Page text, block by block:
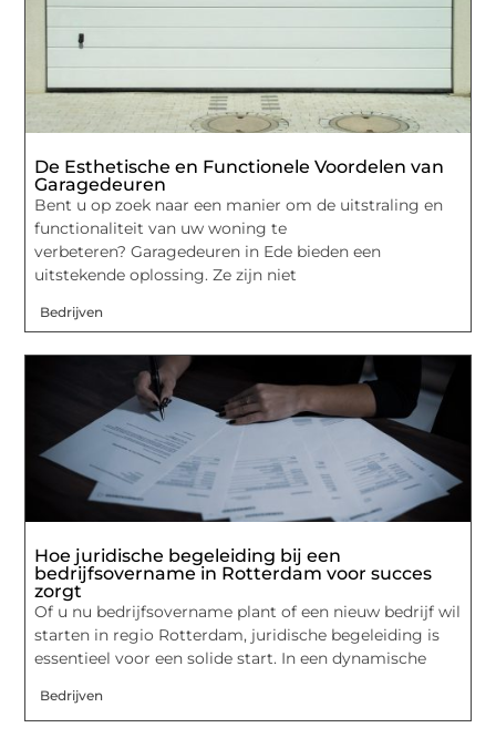
De Esthetische en Functionele Voordelen van
Garagedeuren
Bent u op zoek naar een manier om de uitstraling en
functionaliteit van uw woning te
verbeteren? Garagedeuren in Ede bieden een
uitstekende oplossing. Ze zijn niet
Bedrijven
Hoe juridische begeleiding bij een
bedrijfsovername in Rotterdam voor succes
zorgt
Of u nu bedrijfsovername plant of een nieuw bedrijf wil
starten in regio Rotterdam, juridische begeleiding is
essentieel voor een solide start. In een dynamische
Bedrijven